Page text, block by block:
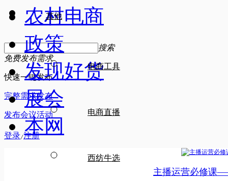
其他
电商工具
电商直播
西纺牛选
搜索
免费发布需求
快速一键发布
完整需求发布
发布会议活动
登录/注册
农村电商
政策
发现好货
展会
本网
主播运营必修课